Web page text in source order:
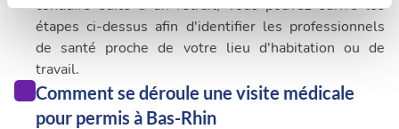
Les cookies nous permettent de personnaliser le contenu
et les annonces, d'offrir des fonctionnalités relatives aux
médias sociaux et d'analyser notre trafic. Nous
partageons également des informations sur l'utilisation de
notre site avec nos partenaires de médias sociaux, de
publicité et d'analyse, qui peuvent combiner celles-ci
conduire suite à un retrait, vous pouvez suivre les
étapes ci-dessus afin d'identifier les professionnels
de santé proche de votre lieu d'habitation ou de
travail.
Comment se déroule une visite médicale
pour permis à Bas-Rhin